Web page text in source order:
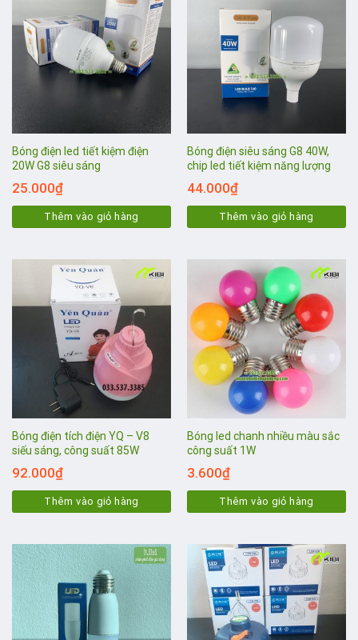
Bóng điện led tiết kiệm điện
20W G8 siêu sáng
25.000₫
Thêm vào giỏ hàng
Bóng điện siêu sáng G8 40W,
chip led tiết kiệm năng lượng
44.000₫
Thêm vào giỏ hàng
Bóng điện tích điện YQ – V8
siếu sáng, công suất 85W
92.000₫
Thêm vào giỏ hàng
Bóng led chanh nhiều màu sắc
công suất 1W
3.600₫
Thêm vào giỏ hàng